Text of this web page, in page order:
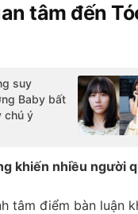
tâm đến
suy
Baby bất
chú ý
khiến nhiều người
tâm điểm bàn luận